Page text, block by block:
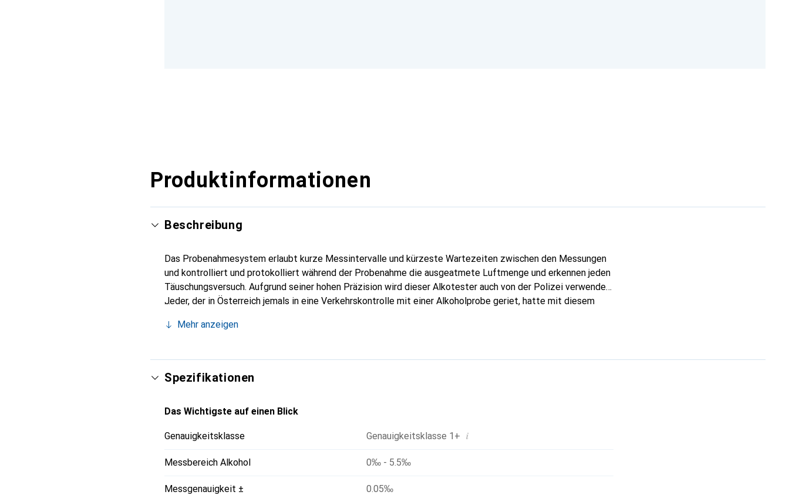
Produktinformationen
Beschreibung
Das Probenahmesystem erlaubt kurze Messintervalle und kürzeste Wartezeiten zwischen den Messungen
und kontrolliert und protokolliert während der Probenahme die ausgeatmete Luftmenge und erkennen jeden
Täuschungsversuch. Aufgrund seiner hohen Präzision wird dieser Alkotester auch von der Polizei verwendet:
Jeder, der in Österreich jemals in eine Verkehrskontrolle mit einer Alkoholprobe geriet, hatte mit diesem
Verfügung. Der Einschaltknopf befindet sich in der Mitte des Geräts und ist somit für Links- sowie für
Einfacher könnte eine Alkoholmessung kaum sein.
Mehr anzeigen
Spezifikationen
Das Wichtigste auf einen Blick
Genauigkeitsklasse Genauigkeitsklasse 1+ i
Messbereich Alkohol 0‰ - 5.5‰
Messgenauigkeit ± 0.05‰